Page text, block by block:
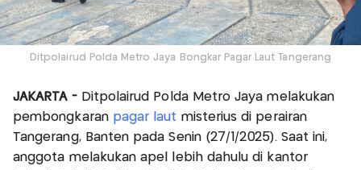
Ditpolairud Polda Metro Jaya Bongkar Pagar Laut Tangerang
JAKARTA - Ditpolairud Polda Metro Jaya melakukan
pembongkaranpagar laut misterius di perairan
Tangerang, Banten pada Senin (27/1/2025). Saat ini,
anggota melakukan apel lebih dahulu di kantor